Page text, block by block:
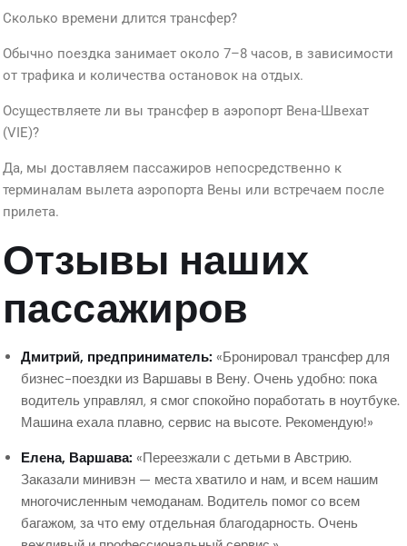
Сколько времени длится трансфер?
Обычно поездка занимает около 7–8 часов, в зависимости
от трафика и количества остановок на отдых.
Осуществляете ли вы трансфер в аэропорт Вена-Швехат
(VIE)?
Да, мы доставляем пассажиров непосредственно к
терминалам вылета аэропорта Вены или встречаем после
прилета.
Отзывы наших
пассажиров
Дмитрий, предприниматель: «Бронировал трансфер для
бизнес-поездки из Варшавы в Вену. Очень удобно: пока
водитель управлял, я смог спокойно поработать в ноутбуке.
Машина ехала плавно, сервис на высоте. Рекомендую!»
Елена, Варшава: «Переезжали с детьми в Австрию.
Заказали минивэн — места хватило и нам, и всем нашим
многочисленным чемоданам. Водитель помог со всем
багажом, за что ему отдельная благодарность. Очень